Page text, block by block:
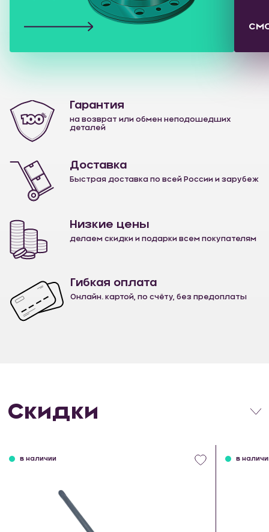
Гарантия
на возврат или обмен неподошедших
деталей
Доставка
Быстрая доставка по всей России и зарубеж
Низкие цены
делаем скидки и подарки всем покупателям
Гибкая оплата
Онлайн. картой, по счёту, без предоплаты
Скидки
в наличии в